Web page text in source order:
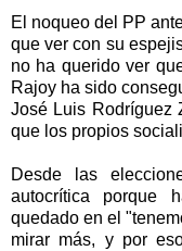
El noqueo del PP
que ver con su
no ha querido ver
Rajoy ha sido
José Luis Rodríguez
que los propios
Desde las
autocrítica porque
quedado en el
mirar más, y por